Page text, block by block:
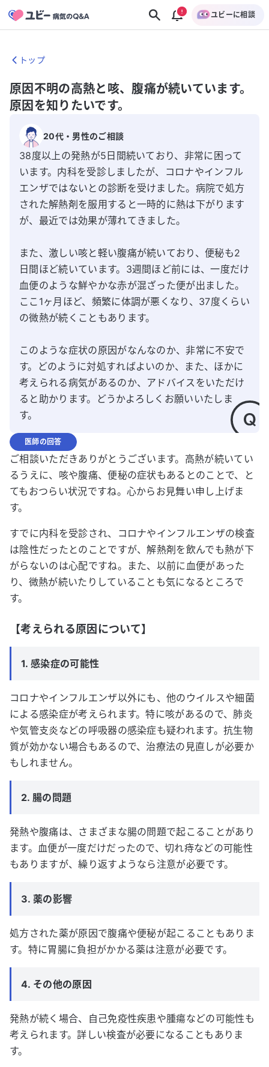
ユビーに相談
トップ
原因不明の高熱と咳、腹痛が続いています。
原因を知りたいです。
20代・ 男性のご相談
38度以上の発熱が5日間続いており、非常に困って
います。内科を受診しましたが、コロナやインフル
エンザではないとの診断を受けました。病院で処方
された解熱剤を服用すると一時的に熱は下がります
が、最近では効果が薄れてきました。
また、激しい咳と軽い腹痛が続いており、便秘も2
日間ほど続いています。3週間ほど前には、一度だけ
血便のような鮮やかな赤が混ざった便が出ました。
ここ1ヶ月ほど、頻繁に体調が悪くなり、37度くらい
の微熱が続くこともあります。
このような症状の原因がなんなのか、非常に不安で
す。どのように対処すればよいのか、また、ほかに
考えられる病気があるのか、アドバイスをいただけ
ると助かります。どうかよろしくお願いいたしま
す。
医師の回答
ご相談いただきありがとうございます。高熱が続いてい
るうえに、咳や腹痛、便秘の症状もあるとのことで、と
てもおつらい状況ですね。心からお見舞い申し上げま
す。
すでに内科を受診され、コロナやインフルエンザの検査
は陰性だったとのことですが、解熱剤を飲んでも熱が下
がらないのは心配ですね。また、以前に血便があった
り、微熱が続いたりしていることも気になるところで
す。
【考えられる原因について】
1. 感染症の可能性
コロナやインフルエンザ以外にも、他のウイルスや細菌
による感染症が考えられます。特に咳があるので、肺炎
や気管支炎などの呼吸器の感染症も疑われます。抗生物
質が効かない場合もあるので、治療法の見直しが必要か
もしれません。
2. 腸の問題
発熱や腹痛は、さまざまな腸の問題で起こることがあり
ます。血便が一度だけだったので、切れ痔などの可能性
もありますが、繰り返すようなら注意が必要です。
3. 薬の影響
処方された薬が原因で腹痛や便秘が起こることもありま
す。特に胃腸に負担がかかる薬は注意が必要です。
4. その他の原因
発熱が続く場合、自己免疫性疾患や腫瘍などの可能性も
考えられます。詳しい検査が必要になることもありま
す。